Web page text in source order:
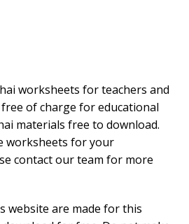
worksheets for teachers and
of charge for educational
materials free to download.
worksheets for your
contact our team for more
website are made for this